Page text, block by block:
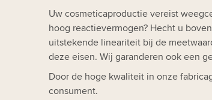
Uw cosmeticaproductie vereist
hoog reactievermogen? Hecht u
uitstekende lineariteit bij de
deze eisen. Wij garanderen ook een
Door de hoge kwaliteit in onze
consument.